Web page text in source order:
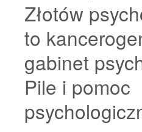
Złotów
to
gabinet
Pile i pomoc